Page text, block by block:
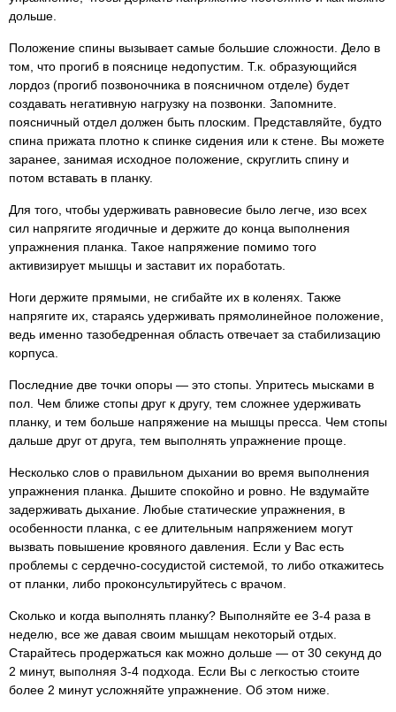
дольше.
Положение спины вызывает самые большие сложности. Дело в
том, что прогиб в пояснице недопустим. Т.к. образующийся
лордоз (прогиб позвоночника в поясничном отделе) будет
создавать негативную нагрузку на позвонки. Запомните.
поясничный отдел должен быть плоским. Представляйте, будто
спина прижата плотно к спинке сидения или к стене. Вы можете
заранее, занимая исходное положение, скруглить спину и
потом вставать в планку.
Для того, чтобы удерживать равновесие было легче, изо всех
сил напрягите ягодичные и держите до конца выполнения
упражнения планка. Такое напряжение помимо того
активизирует мышцы и заставит их поработать.
Ноги держите прямыми, не сгибайте их в коленях. Также
напрягите их, стараясь удерживать прямолинейное положение,
ведь именно тазобедренная область отвечает за стабилизацию
корпуса.
Последние две точки опоры — это стопы. Упритесь мысками в
пол. Чем ближе стопы друг к другу, тем сложнее удерживать
планку, и тем больше напряжение на мышцы пресса. Чем стопы
дальше друг от друга, тем выполнять упражнение проще.
Несколько слов о правильном дыхании во время выполнения
упражнения планка. Дышите спокойно и ровно. Не вздумайте
задерживать дыхание. Любые статические упражнения, в
особенности планка, с ее длительным напряжением могут
вызвать повышение кровяного давления. Если у Вас есть
проблемы с сердечно-сосудистой системой, то либо откажитесь
от планки, либо проконсультируйтесь с врачом.
Сколько и когда выполнять планку? Выполняйте ее 3-4 раза в
неделю, все же давая своим мышцам некоторый отдых.
Старайтесь продержаться как можно дольше — от 30 секунд до
2 минут, выполняя 3-4 подхода. Если Вы с легкостью стоите
более 2 минут усложняйте упражнение. Об этом ниже.